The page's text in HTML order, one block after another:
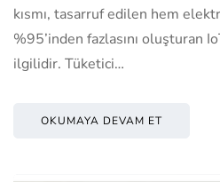
kısmı, tasarruf edilen hem
%95’inden fazlasını oluşturan
ilgilidir. Tüketici…
OKUMAYA DEVAM ET